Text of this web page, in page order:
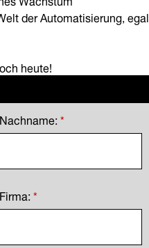
der Automatisierung, egal
heute!
*
Nachname:
*
Firma: